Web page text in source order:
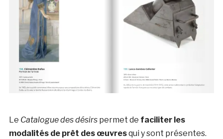
Le Catalogue des désirspermet de faciliter les
modalités de prêt des œuvresqui y sont présentes.